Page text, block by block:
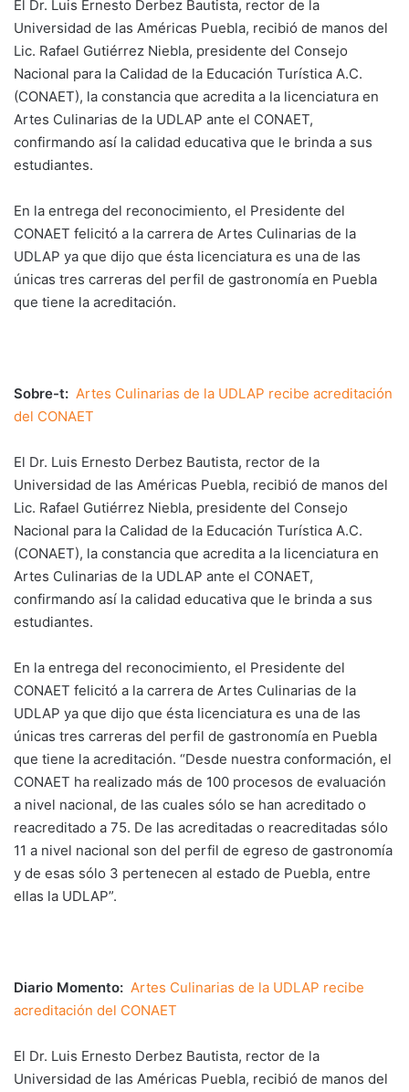
El Dr. Luis Ernesto Derbez Bautista, rector de la
Universidad de las Américas Puebla, recibió de manos del
Lic. Rafael Gutiérrez Niebla, presidente del Consejo
Nacional para la Calidad de la Educación Turística A.C.
(CONAET), la constancia que acredita a la licenciatura en
Artes Culinarias de la UDLAP ante el CONAET,
confirmando así la calidad educativa que le brinda a sus
estudiantes.
En la entrega del reconocimiento, el Presidente del
CONAET felicitó a la carrera de Artes Culinarias de la
UDLAP ya que dijo que ésta licenciatura es una de las
únicas tres carreras del perfil de gastronomía en Puebla
que tiene la acreditación.
Sobre-t: Artes Culinarias de la UDLAP recibe acreditación
del CONAET
El Dr. Luis Ernesto Derbez Bautista, rector de la
Universidad de las Américas Puebla, recibió de manos del
Lic. Rafael Gutiérrez Niebla, presidente del Consejo
Nacional para la Calidad de la Educación Turística A.C.
(CONAET), la constancia que acredita a la licenciatura en
Artes Culinarias de la UDLAP ante el CONAET,
confirmando así la calidad educativa que le brinda a sus
estudiantes.
En la entrega del reconocimiento, el Presidente del
CONAET felicitó a la carrera de Artes Culinarias de la
UDLAP ya que dijo que ésta licenciatura es una de las
únicas tres carreras del perfil de gastronomía en Puebla
que tiene la acreditación. “Desde nuestra conformación, el
CONAET ha realizado más de 100 procesos de evaluación
a nivel nacional, de las cuales sólo se han acreditado o
reacreditado a 75. De las acreditadas o reacreditadas sólo
11 a nivel nacional son del perfil de egreso de gastronomía
y de esas sólo 3 pertenecen al estado de Puebla, entre
ellas la UDLAP”.
Diario Momento: Artes Culinarias de la UDLAP recibe
acreditación del CONAET
El Dr. Luis Ernesto Derbez Bautista, rector de la
Universidad de las Américas Puebla, recibió de manos del